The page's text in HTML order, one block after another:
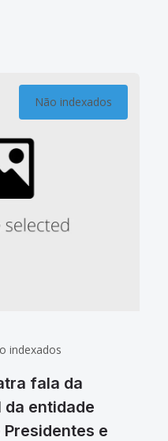
Não indexados
indexados
fala da
entidade
e